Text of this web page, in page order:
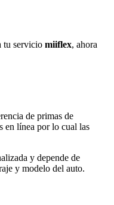
tu servicio miiflex, ahora
de primas de
en línea por lo cual las
y depende de
y modelo del auto.